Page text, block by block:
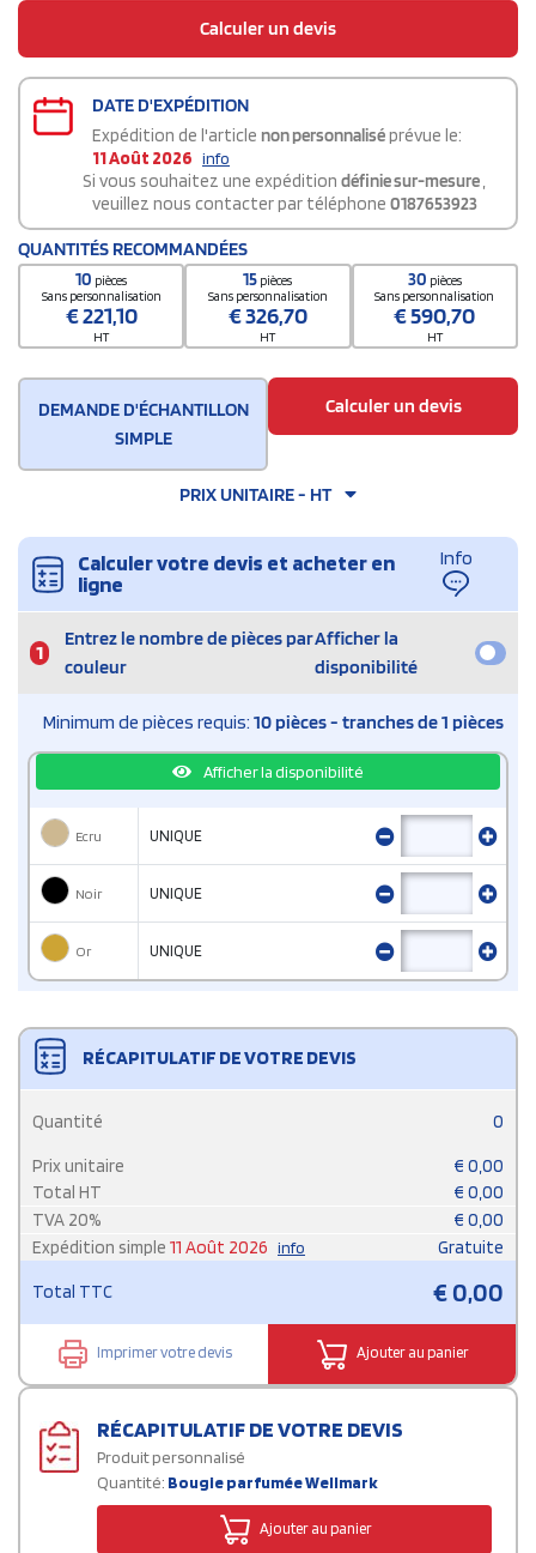
Calculer un devis
DATE D'EXPÉDITION
Expédition de l'article non personnaliséprévue le:
11 Août 2026 info
Si vous souhaitez une expédition définie sur-mesure,
veuillez nous contacter par téléphone 0187653923
QUANTITÉS RECOMMANDÉES
10 pièces
Sans personnalisation
€221,10
HT
15 pièces
Sans personnalisation
€326,70
HT
30 pièces
Sans personnalisation
€590,70
HT
DEMANDE D'ÉCHANTILLON
SIMPLE
Calculer un devis
PRIX UNITAIRE - HT
Calculer votre devis et acheter en
ligne
Info
1
Entrez le nombre de pièces par
couleur
Afficher la
disponibilité
Minimum de pièces requis: 10 pièces - tranches de 1 pièces
Afficher la disponibilité
Ecru UNIQUE
Noir UNIQUE
Or UNIQUE
RÉCAPITULATIF DE VOTRE DEVIS
Quantité 0
Prix unitaire € 0,00
Total HT
€ 0,00
TVA 20% € 0,00
Expédition simple 11 Août 2026 info Gratuite
Total TTC €0,00
Imprimer votre devis Ajouter au panier
RÉCAPITULATIF DE VOTRE DEVIS
Produit personnalisé
Quantité: Bougie parfumée Wellmark
Ajouter au panier